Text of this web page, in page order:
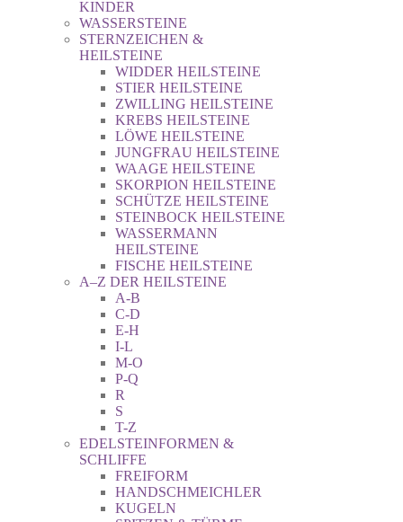
KINDER
WASSERSTEINE
STERNZEICHEN &
HEILSTEINE
WIDDER HEILSTEINE
STIER HEILSTEINE
ZWILLING HEILSTEINE
KREBS HEILSTEINE
LÖWE HEILSTEINE
JUNGFRAU HEILSTEINE
WAAGE HEILSTEINE
SKORPION HEILSTEINE
SCHÜTZE HEILSTEINE
STEINBOCK HEILSTEINE
WASSERMANN
HEILSTEINE
FISCHE HEILSTEINE
A–Z DER HEILSTEINE
A-B
C-D
E-H
I-L
M-O
P-Q
R
S
T-Z
EDELSTEINFORMEN &
SCHLIFFE
FREIFORM
HANDSCHMEICHLER
KUGELN